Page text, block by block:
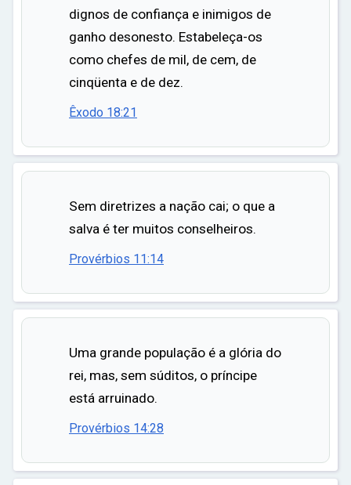
dignos de confiança e inimigos de
ganho desonesto. Estabeleça-os
como chefes de mil, de cem, de
cinqüenta e de dez.
Êxodo 18:21
Sem diretrizes a nação cai; o que a
salva é ter muitos conselheiros.
Provérbios 11:14
Uma grande população é a glória do
rei, mas, sem súditos, o príncipe
está arruinado.
Provérbios 14:28